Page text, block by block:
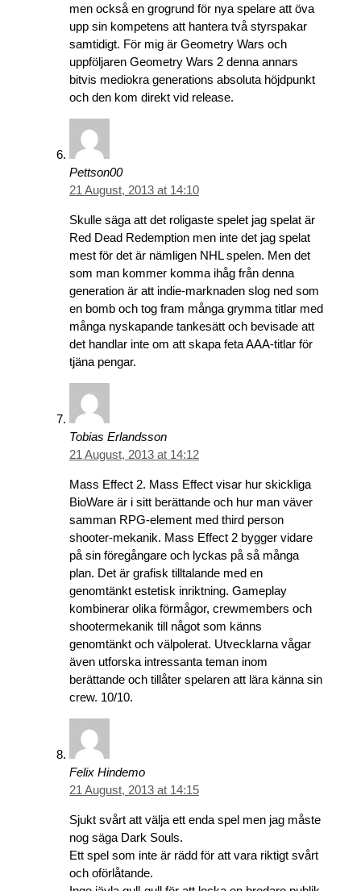
men också en grogrund för nya spelare att öva
upp sin kompetens att hantera två styrspakar
samtidigt. För mig är Geometry Wars och
uppföljaren Geometry Wars 2 denna annars
bitvis mediokra generations absoluta höjdpunkt
och den kom direkt vid release.
Pettson00
21 August, 2013 at 14:10
Skulle säga att det roligaste spelet jag spelat är
Red Dead Redemption men inte det jag spelat
mest för det är nämligen NHL spelen. Men det
som man kommer komma ihåg från denna
generation är att indie-marknaden slog ned som
en bomb och tog fram många grymma titlar med
många nyskapande tankesätt och bevisade att
det handlar inte om att skapa feta AAA-titlar för
tjäna pengar.
Tobias Erlandsson
21 August, 2013 at 14:12
Mass Effect 2. Mass Effect visar hur skickliga
BioWare är i sitt berättande och hur man väver
samman RPG-element med third person
shooter-mekanik. Mass Effect 2 bygger vidare
på sin föregångare och lyckas på så många
plan. Det är grafisk tilltalande med en
genomtänkt estetisk inriktning. Gameplay
kombinerar olika förmågor, crewmembers och
shootermekanik till något som känns
genomtänkt och välpolerat. Utvecklarna vågar
även utforska intressanta teman inom
berättande och tillåter spelaren att lära känna sin
crew. 10/10.
Felix Hindemo
21 August, 2013 at 14:15
Sjukt svårt att välja ett enda spel men jag måste
nog säga Dark Souls.
Ett spel som inte är rädd för att vara riktigt svårt
och oförlåtande.